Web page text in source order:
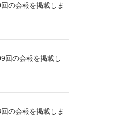
の会報を掲載しま
回の会報を掲載し
の会報を掲載しま